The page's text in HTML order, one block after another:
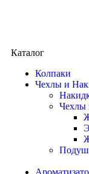
Каталог
Колпаки
Чехлы и
Чехлы